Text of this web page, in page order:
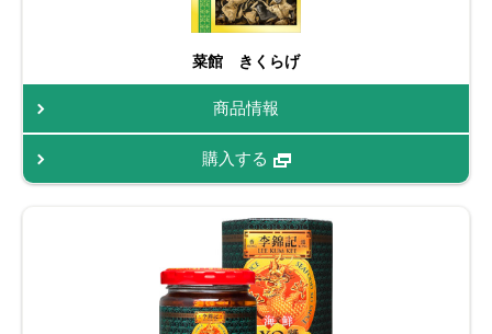
菜館 きくらげ
商品情報
購入する